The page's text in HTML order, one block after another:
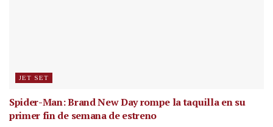
JET SET
Spider-Man: Brand New Day rompe la taquilla en su
primer fin de semana de estreno